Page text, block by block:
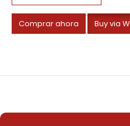
Comprar ahora Buy via